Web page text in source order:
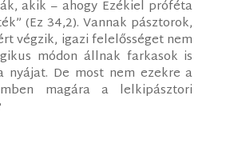
akik – ahogy Ezékiel próféta
(Ez 34,2). Vannak pásztorok,
végzik, igazi felelősséget nem
módon állnak farkasok is
De most nem ezekre a
magára a lelkipásztori